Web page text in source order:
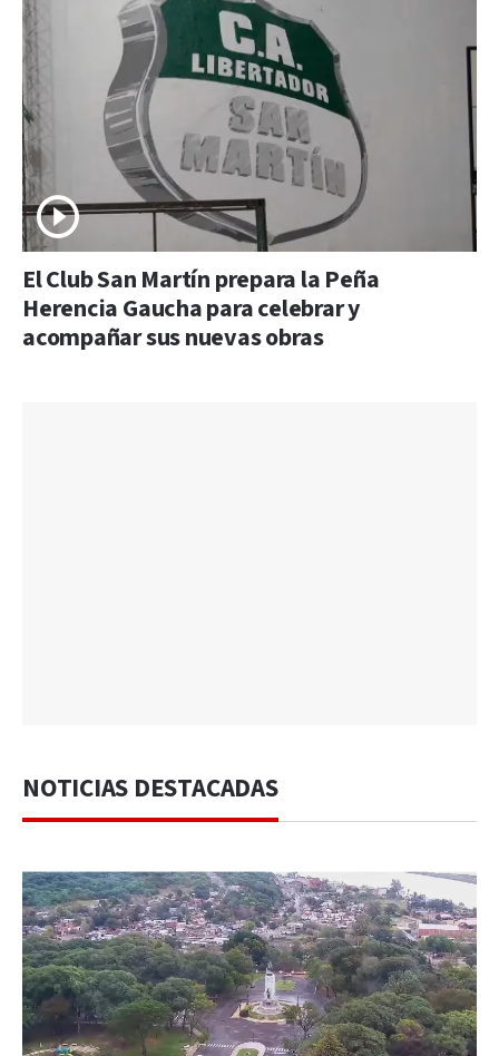
El Club San Martín prepara la Peña
Herencia Gaucha para celebrar y
acompañar sus nuevas obras
NOTICIAS DESTACADAS